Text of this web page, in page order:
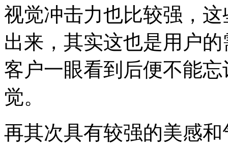
视觉冲击力也比较强，
出来，其实这也是用户
客户一眼看到后便不能
觉。
再其次具有较强的美感